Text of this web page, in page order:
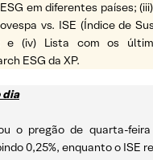
em diferentes países;
vs. ISE (Índice de
e (iv) Lista com os
ESG da XP.
dia
o pregão de quarta-
0,25%, enquanto o ISE